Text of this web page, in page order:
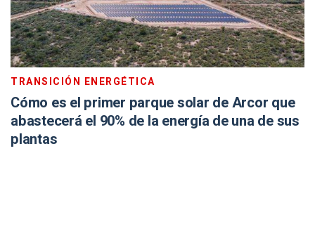
TRANSICIÓN ENERGÉTICA
Cómo es el primer parque solar de Arcor que
abastecerá el 90% de la energía de una de sus
plantas